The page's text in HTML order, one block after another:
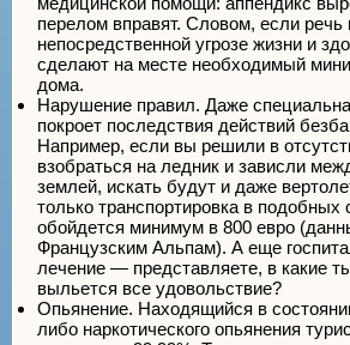
перелом вправят. Словом, если речь
непосредственной угрозе жизни и
сделают на месте необходимый
дома.
Нарушение правил. Даже
покроет последствия действий
Например, если вы решили в
взобраться на ледник и зависли
землей, искать будут и даже
только транспортировка в подобных
обойдется минимум в 800 евро
Французским Альпам). А еще
лечение — представляете, в какие
выльется все удовольствие?
Опьянение. Находящийся в
либо наркотического опьянения